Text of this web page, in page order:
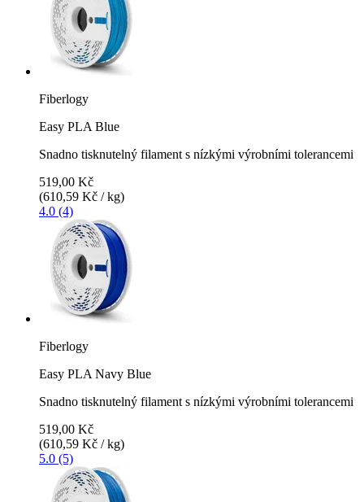
Fiberlogy
Easy PLA Blue
Snadno tisknutelný filament s nízkými výrobními tolerancemi
519,00 Kč
(610,59 Kč / kg)
4.0 (4)
Fiberlogy
Easy PLA Navy Blue
Snadno tisknutelný filament s nízkými výrobními tolerancemi
519,00 Kč
(610,59 Kč / kg)
5.0 (5)